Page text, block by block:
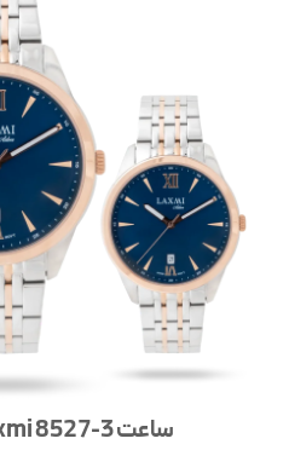
ساعت Laxmi 8527-3